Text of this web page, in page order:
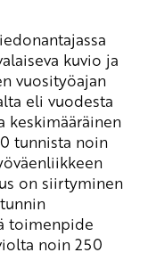
kuvio ja
vuosityöajan
eli vuodesta
keskimääräinen
tunnista noin
on siirtyminen
toimenpide
noin 250